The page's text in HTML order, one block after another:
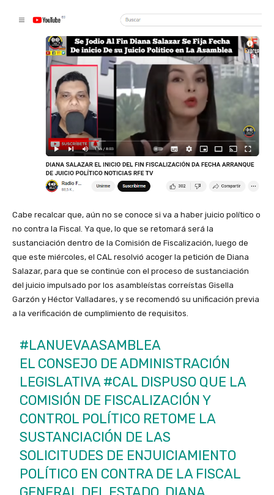
Cabe recalcar que, aún no se conoce si va a haber juicio político o
no contra la Fiscal. Ya que, lo que se retomará será la
sustanciación dentro de la Comisión de Fiscalización, luego de
que este miércoles, el CAL resolvió acoger la petición de Diana
Salazar, para que se continúe con el proceso de sustanciación
del juicio impulsado por los asambleístas correístas Gisella
Garzón y Héctor Valladares, y se recomendó su unificación previa
a la verificación de cumplimiento de requisitos.
#LANUEVAASAMBLEA
EL CONSEJO DE ADMINISTRACIÓN
LEGISLATIVA#CAL DISPUSO QUE LA
COMISIÓN DE FISCALIZACIÓN Y
CONTROL POLÍTICO RETOME LA
SUSTANCIACIÓN DE LAS
SOLICITUDES DE ENJUICIAMIENTO
POLÍTICO EN CONTRA DE LA FISCAL